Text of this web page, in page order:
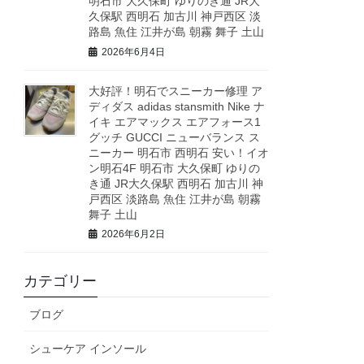
久保駅 西明石 加古川 神戸西区 淡
路島 魚住 江井が島 朝霧 舞子 土山
2026年6月4日
大好評！明石でスニーカー修理 ア
ディダス adidas stansmith Nike ナ
イキ エアマックス エアフォース1
グッチ GUCCI ニューバランス ス
ニーカー 明石市 西明石 安い！イオ
ン明石4F 明石市 大久保町 ゆりの
き通 JR大久保駅 西明石 加古川 神
戸西区 淡路島 魚住 江井が島 朝霧
舞子 土山
2026年6月2日
カテゴリー
ブログ
シューケア インソール